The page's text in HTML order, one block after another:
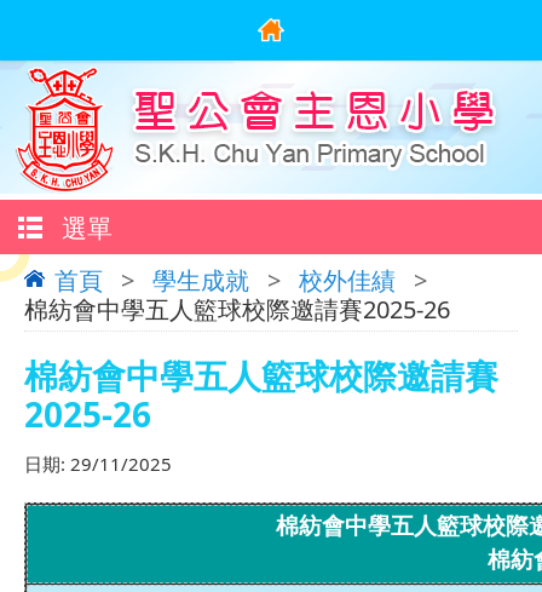
選單
首頁 > 學生成就 > 校外佳績 >
棉紡會中學五人籃球校際邀請賽2025-26
棉紡會中學五人籃球校際邀請賽
2025-26
日期: 29/11/2025
棉紡會中學五人籃球校際
棉紡